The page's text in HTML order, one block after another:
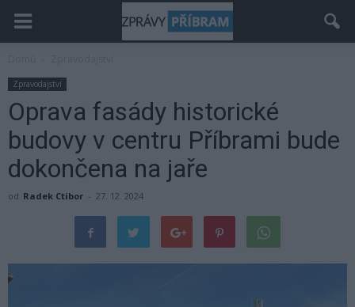
Zpravodajství
Oprava fasády historické
budovy v centru Příbrami bude
dokončena na jaře
od Radek Ctibor - 27. 12. 2024